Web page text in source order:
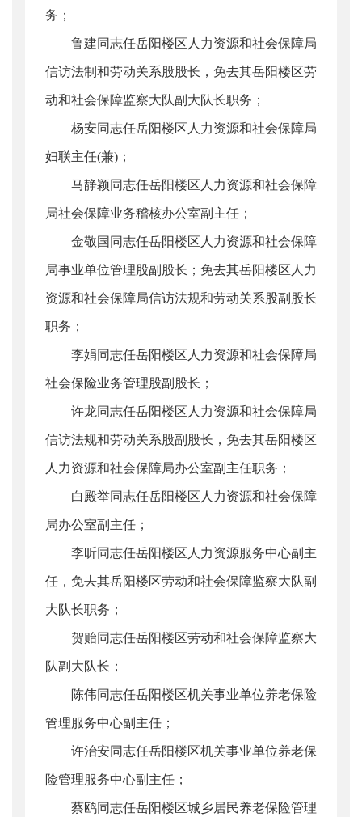
务；
鲁建同志任岳阳楼区人力资源和社会保障局
信访法制和劳动关系股股长，免去其岳阳楼区劳
动和社会保障监察大队副大队长职务；
杨安同志任岳阳楼区人力资源和社会保障局
妇联主任(兼)；
马静颖同志任岳阳楼区人力资源和社会保障
局社会保障业务稽核办公室副主任；
金敬国同志任岳阳楼区人力资源和社会保障
局事业单位管理股副股长；免去其岳阳楼区人力
资源和社会保障局信访法规和劳动关系股副股长
职务；
李娟同志任岳阳楼区人力资源和社会保障局
社会保险业务管理股副股长；
许龙同志任岳阳楼区人力资源和社会保障局
信访法规和劳动关系股副股长，免去其岳阳楼区
人力资源和社会保障局办公室副主任职务；
白殿举同志任岳阳楼区人力资源和社会保障
局办公室副主任；
李昕同志任岳阳楼区人力资源服务中心副主
任，免去其岳阳楼区劳动和社会保障监察大队副
大队长职务；
贺贻同志任岳阳楼区劳动和社会保障监察大
队副大队长；
陈伟同志任岳阳楼区机关事业单位养老保险
管理服务中心副主任；
许治安同志任岳阳楼区机关事业单位养老保
险管理服务中心副主任；
蔡鸥同志任岳阳楼区城乡居民养老保险管理